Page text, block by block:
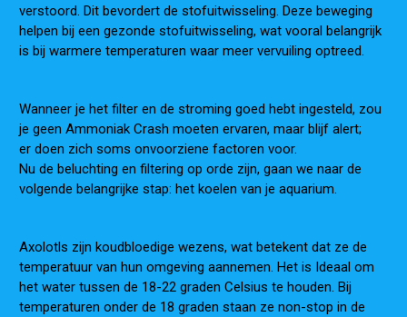
verstoord. Dit bevordert destofuitwisseling. Deze beweging
helpen bij een gezondestofuitwisseling, wat vooral belangrijk
is bij warmere temperaturen waar meer vervuiling optreed.
Wanneer je hetfilter en de stroming goed hebt ingesteld, zou
je geen Ammoniak Crash moeten ervaren, maar blijf alert;
erdoen zich soms onvoorziene factoren voor.
Nu de beluchting en filtering op orde zijn, gaan we naar de
volgende belangrijke stap: het koelen van je aquarium.
Axolotls zijn koudbloedige wezens, wat betekent dat ze de
temperatuur van hun omgeving aannemen. Het is Ideaal om
het water tussen de 18-22 graden Celsius te houden. Bij
temperaturen onder de 18 graden staan ze non-stop in de